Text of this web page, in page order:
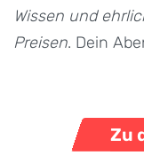
Wissen und
Preisen. Dein
Zu